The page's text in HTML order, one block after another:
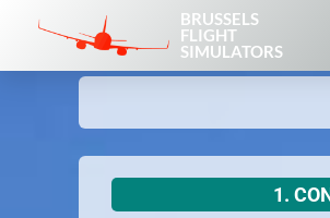
BRUSSELS
FLIGHT
SIMULATORS
1.